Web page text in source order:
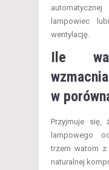
lampowiec
wentylację.
Ile
w
Przyjmuje się,
lampowego
trzem watom
naturalnej